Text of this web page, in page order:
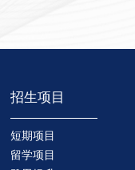
招生项目
短期项目
留学项目